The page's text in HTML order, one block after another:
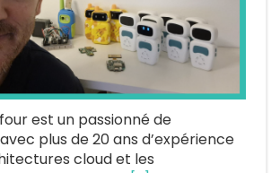
est un passionné de
plus de 20 ans d’expérience
cloud et les